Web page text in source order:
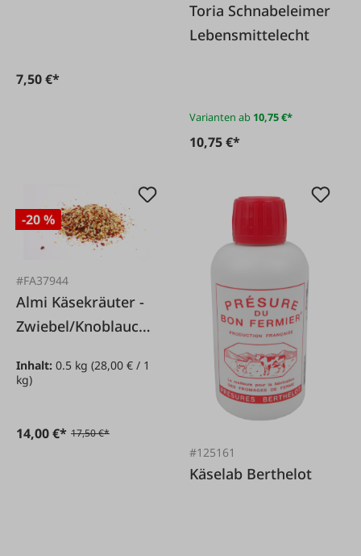
7,50 €*
Toria Schnabeleimer
Lebensmittelecht
Varianten ab 10,75 €*
10,75 €*
-20 %
#FA37944
Almi Käsekräuter -
Zwiebel/Knoblauch
Inhalt: 0.5 kg (28,00 € / 1
kg)
14,00 €* 17,50 €*
#125161
Käselab Berthelot